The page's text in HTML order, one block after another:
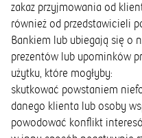
zakaz przyjmowania od
również od przedstawicieli
Bankiem lub ubiegają się o
prezentów lub upominków
użytku, które mogłyby:
skutkować powstaniem
danego klienta lub osoby
powodować konflikt